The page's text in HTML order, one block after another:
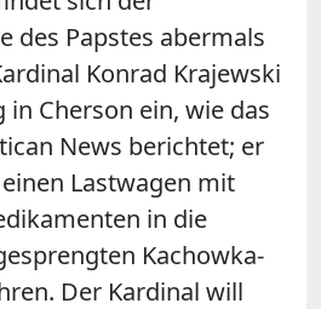
des Papstes abermals
Konrad Krajewski
Cherson ein, wie das
News berichtet; er
Lastwagen mit
in die
Kachowka-
Der Kardinal will